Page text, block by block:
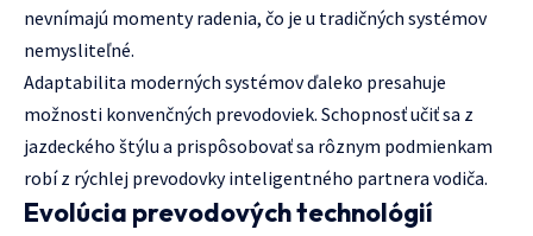
nevnímajú momenty radenia, čo je u tradičných systémov
nemysliteľné.
Adaptabilita moderných systémov ďaleko presahuje
možnosti konvenčných prevodoviek. Schopnosť učiť sa z
jazdeckého štýlu a prispôsobovať sa rôznym podmienkam
robí z rýchlej prevodovky inteligentného partnera vodiča.
Evolúcia prevodových technológií